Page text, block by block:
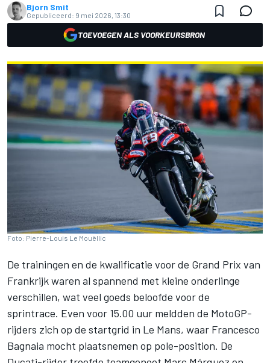
Bjorn Smit
Gepubliceerd: 9 mei 2026, 13:30
TOEVOEGEN ALS VOORKEURSBRON
Foto: Pierre-Louis Le Mouëllic
De trainingen en de kwalificatie voor de Grand Prix van
Frankrijk waren al spannend met kleine onderlinge
verschillen, wat veel goeds beloofde voor de
sprintrace. Even voor 15.00 uur meldden de MotoGP-
rijders zich op de startgrid in Le Mans, waar Francesco
Bagnaia mocht plaatsnemen op pole-position. De